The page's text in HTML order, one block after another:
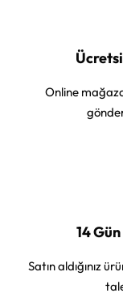
Online
14
Satın aldığınız